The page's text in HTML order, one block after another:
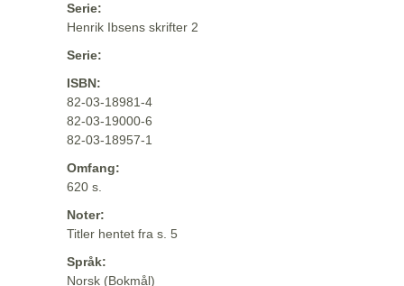
Serie:
Henrik Ibsens skrifter 2
Serie:
ISBN:
82-03-18981-4
82-03-19000-6
82-03-18957-1
Omfang:
620 s.
Noter:
Titler hentet fra s. 5
Språk:
Norsk (Bokmål)